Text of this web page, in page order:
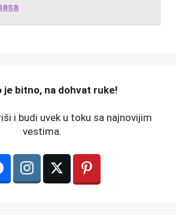
je bitno, na dohvat ruke!
i budi uvek u toku sa najnovijim
vestima.